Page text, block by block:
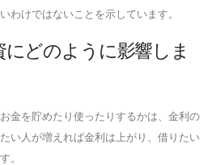
わけではないことを示しています。
どのように影響しま
金を貯めたり使ったりするかは、金利の
い人が増えれば金利は上がり、借りたい
。